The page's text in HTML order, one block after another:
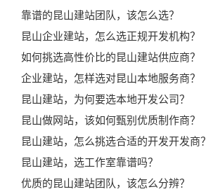
靠谱的昆山建站团队，该怎么选？
昆山企业建站，怎么选正规开发机构？
如何挑选高性价比的昆山建站供应商？
企业建站，怎样选对昆山本地服务商？
昆山建站，为何要选本地开发公司？
昆山做网站，该如何甄别优质制作商？
昆山建站，怎么挑选合适的开发开发商？
昆山建站，选工作室靠谱吗？
优质的昆山建站团队，该怎么分辨？